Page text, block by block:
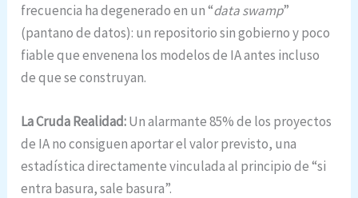
frecuencia ha degenerado en un “data swamp”
(pantano de datos): un repositorio sin gobierno y poco
fiable que envenena los modelos de IA antes incluso
de que se construyan.
La Cruda Realidad:Un alarmante 85% de los proyectos
de IA no consiguen aportar el valor previsto, una
estadística directamente vinculada al principio de “si
entra basura, sale basura”.